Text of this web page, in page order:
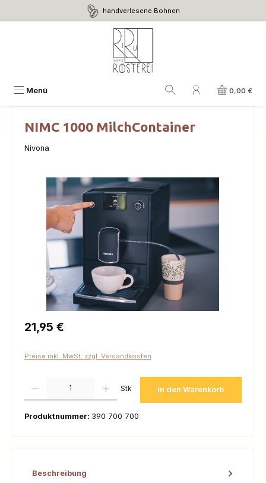
Zum Hauptinhalt springen handverlesene Bohnen
Menü 0,00 €
NIMC 1000 MilchContainer
Nivona
Bildergalerie überspringen
Regulärer Preis:
21,95 €
Preise inkl. MwSt. zzgl. Versandkosten
Stk In den Warenkorb
Produktnummer: 390 700 700
Beschreibung